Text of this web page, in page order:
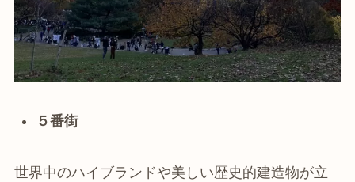
５番街
世界中のハイブランドや美しい歴史的建造物が立